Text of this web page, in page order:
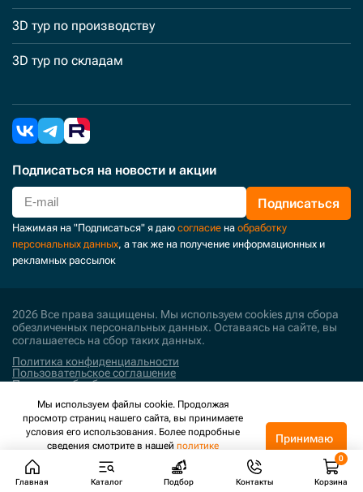
3D тур по производству
3D тур по складам
Подписаться на новости и акции
Подписаться
Нажимая на "Подписаться" я даю согласие на обработку
персональных данных, а так же на получение информационных и
рекламных рассылок
2026 Все права защищены. Мы используем cookies для сбора
обезличенных персональных данных. Оставаясь на сайте, вы
соглашаетесь на сбор таких данных.
Политика конфиденциальности
Пользовательское соглашение
Политика обработки персональных данных
Поддержка и развитие
Главная Каталог Подбор Контакты Корзина
Мы используем файлы cookie. Продолжая
просмотр страниц нашего сайта, вы принимаете
условия его использования. Более подробные
сведения смотрите в нашей политике
конфиденциальности.
Принимаю